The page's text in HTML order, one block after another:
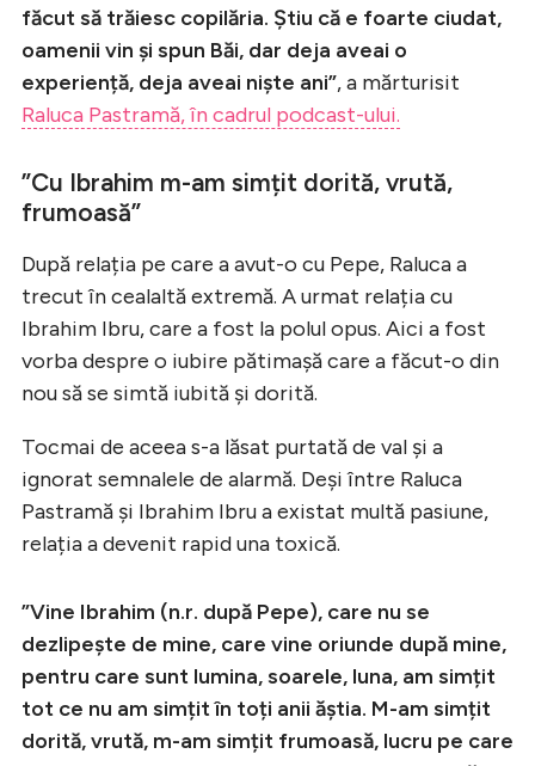
făcut să trăiesc copilăria. Știu că e foarte ciudat,
oamenii vin și spun Băi, dar deja aveai o
experiență, deja aveai niște ani”, a mărturisit
Raluca Pastramă, în cadrul podcast-ului.
”Cu Ibrahim m-am simțit dorită, vrută,
frumoasă”
După relația pe care a avut-o cu Pepe, Raluca a
trecut în cealaltă extremă. A urmat relația cu
Ibrahim Ibru, care a fost la polul opus. Aici a fost
vorba despre o iubire pătimașă care a făcut-o din
nou să se simtă iubită și dorită.
Tocmai de aceea s-a lăsat purtată de val și a
ignorat semnalele de alarmă. Deși între Raluca
Pastramă și Ibrahim Ibru a existat multă pasiune,
relația a devenit rapid una toxică.
”Vine Ibrahim (n.r. după Pepe), care nu se
dezlipește de mine, care vine oriunde după mine,
pentru care sunt lumina, soarele, luna, am simțit
tot ce nu am simțit în toți anii ăștia. M-am simțit
dorită, vrută, m-am simțit frumoasă, lucru pe care